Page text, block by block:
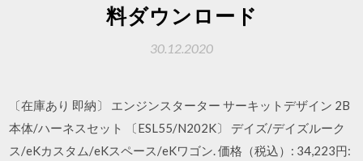
料ダウンロード
30.12.2020
〔在庫あり 即納〕 エンジンスターター サーキットデザイン 2B
本体/ハーネスセット 〔ESL55/N202K〕 デイズ/デイズルーク
ス/eKカスタム/eKスペース/eKワゴン. 価格（税込）: 34,223円: